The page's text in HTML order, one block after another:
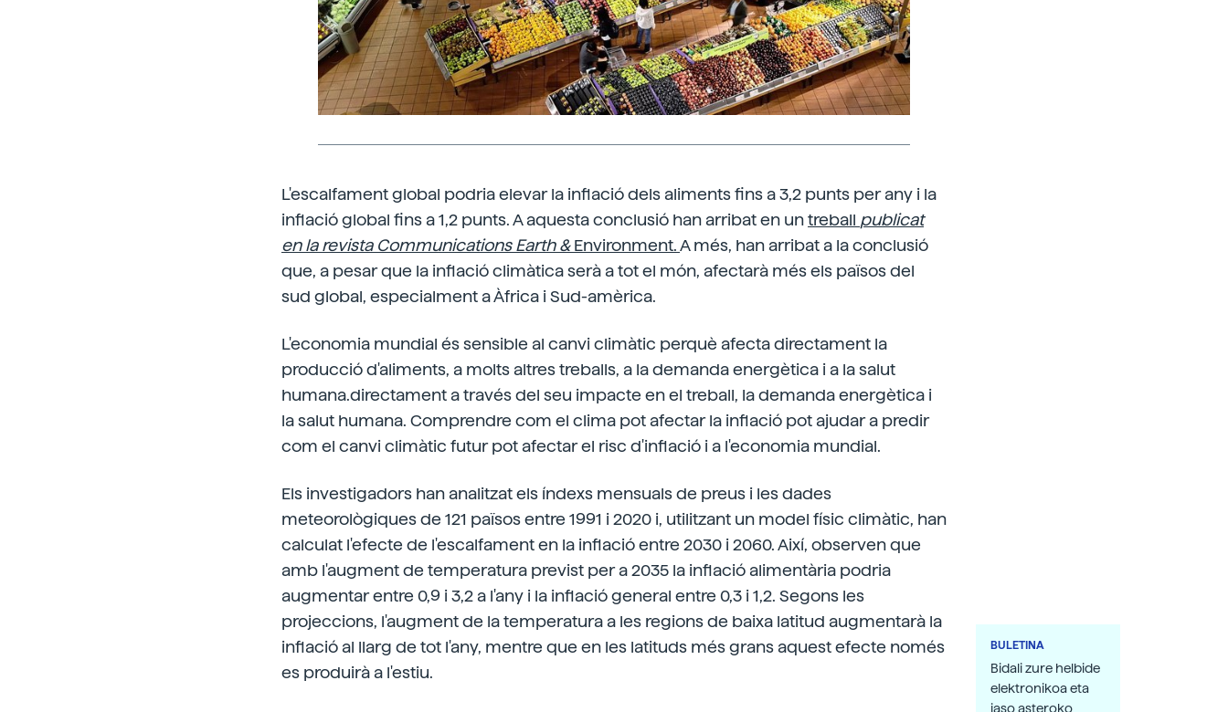
L'escalfament global podria elevar la inflació dels aliments fins a 3,2 punts per any i la
inflació global fins a 1,2 punts. A aquesta conclusió han arribat en untreball publicat
en la revista Communications Earth &Environment.A més, han arribat a la conclusió
que, a pesar que la inflació climàtica serà a tot el món, afectarà més els països del
sud global, especialment a Àfrica i Sud-amèrica.
L'economia mundial és sensible al canvi climàtic perquè afecta directament la
producció d'aliments, a molts altres treballs, a la demanda energètica i a la salut
humana.directament a través del seu impacte en el treball, la demanda energètica i
la salut humana. Comprendre com el clima pot afectar la inflació pot ajudar a predir
com el canvi climàtic futur pot afectar el risc d'inflació i a l'economia mundial.
Els investigadors han analitzat els índexs mensuals de preus i les dades
meteorològiques de 121 països entre 1991 i 2020 i, utilitzant un model físic climàtic, han
calculat l'efecte de l'escalfament en la inflació entre 2030 i 2060. Així, observen que
amb l'augment de temperatura previst per a 2035 la inflació alimentària podria
augmentar entre 0,9 i 3,2 a l'any i la inflació general entre 0,3 i 1,2. Segons les
projeccions, l'augment de la temperatura a les regions de baixa latitud augmentarà la
inflació al llarg de tot l'any, mentre que en les latituds més grans aquest efecte només
es produirà a l'estiu.
BULETINA
Bidali zure helbide
elektronikoa eta
jaso asteroko